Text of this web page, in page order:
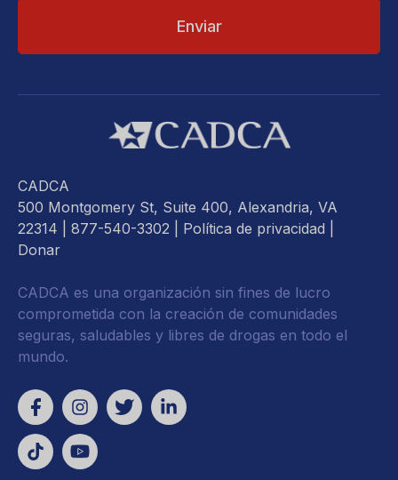
CADCA
500 Montgomery St, Suite 400, Alexandria, VA
22314 | 877-540-3302 | Política de privacidad
Donar
CADCA es una organización sin fines de lucro
comprometida con la creación de comunidades
seguras, saludables y libres de drogas en todo el
mundo.